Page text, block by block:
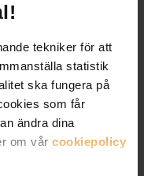
tekniker för att
statistik
ska fungera på
som får
ändra dina
om vår cookiepolicy